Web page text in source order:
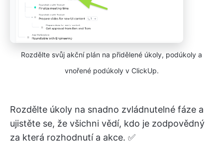
Rozdělte svůj akční plán na přidělené úkoly, podúkoly a
vnořené podúkoly v ClickUp.
Rozdělte úkoly na snadno zvládnutelné fáze a
ujistěte se, že všichni vědí, kdo je zodpovědný
za která rozhodnutí a akce. ✅